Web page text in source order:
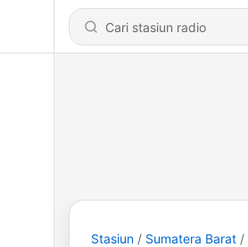
Stasiun Sumatera Barat